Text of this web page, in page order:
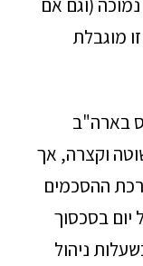
(וגם אם
מוגבלת
בארה"ב
וקצרה, אך
ההסכמים
יום בסכסוך
ניהול